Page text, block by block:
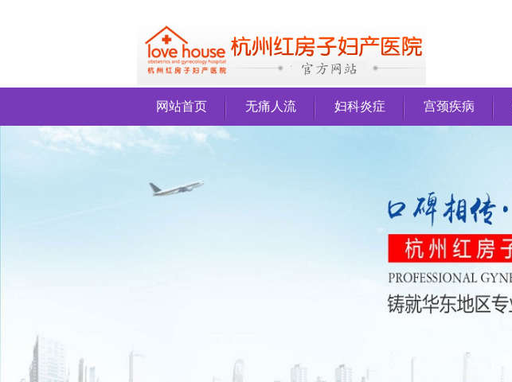
网站首页 无痛人流 妇科炎症 宫颈疾病